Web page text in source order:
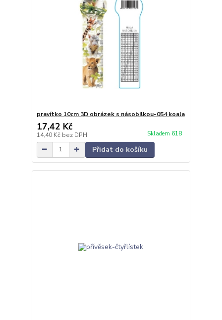
pravítko 10cm 3D obrázek s násobilkou-054 koala
17,42 Kč
14,40 Kč bez DPH Skladem 618
Přidat do košíku